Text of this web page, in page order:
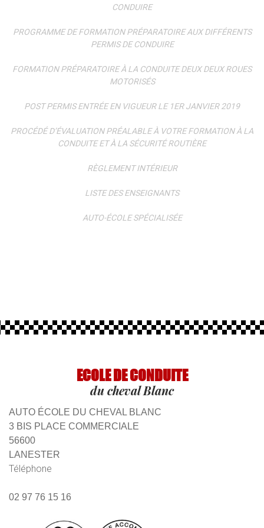
CONDUIRE
PROGRAMME DE FORMATION PRÉPARATOIRE AUX DIFFÉRENTS
PERMIS DE CONDUIRE
FORMATION PRÉPARATOIRE À LA CONDUITE DEUX DEUX ROUES
MOTORISÉS
POST PERMIS ENTRÉE EN VIGUEUR LE 1ER JANVIER 2019
PROCÉDÉ D’ÉVALUATION PRÉALABLE À VOTRE FORMATION À LA
CONDUITE ET À LA SÉCURITÉ ROUTIÈRE
RÈGLEMENT INTÉRIEUR
LISTE DES ENSEIGNANTS
AUTO-ÉCOLE SPÉCIALISÉE
ECOLE DE CONDUITE
du cheval Blanc
AUTO ÉCOLE DU CHEVAL BLANC
3 BIS PLACE COMMERCIALE
56600
LANESTER
Téléphone
02 97 76 15 16